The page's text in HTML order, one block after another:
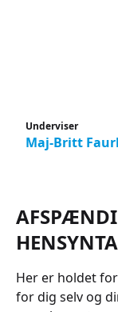
Underviser
Maj-Britt
Her er holdet
for dig selv og